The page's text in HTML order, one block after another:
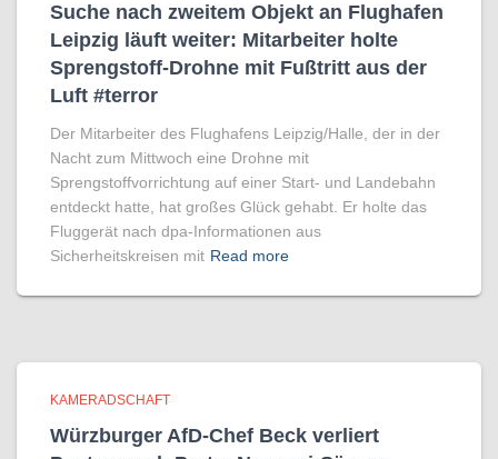
Suche nach zweitem Objekt an Flughafen
Leipzig läuft weiter: Mitarbeiter holte
Sprengstoff-Drohne mit Fußtritt aus der
Luft #terror
Der Mitarbeiter des Flughafens Leipzig/Halle, der in der
Nacht zum Mittwoch eine Drohne mit
Sprengstoffvorrichtung auf einer Start- und Landebahn
entdeckt hatte, hat großes Glück gehabt. Er holte das
Fluggerät nach dpa-Informationen aus
Sicherheitskreisen mit Read more
KAMERADSCHAFT
Würzburger AfD-Chef Beck verliert